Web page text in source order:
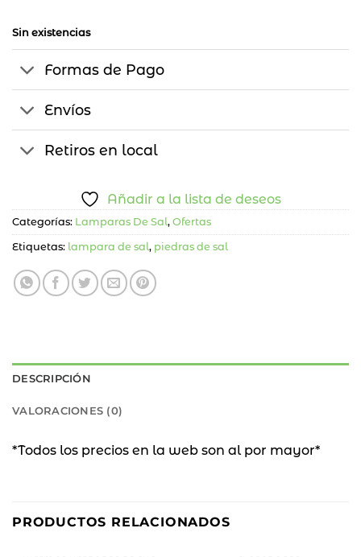
Sin existencias
Formas de Pago
Envíos
Retiros en local
Añadir a la lista de deseos
Categorías: Lamparas De Sal, Ofertas
Etiquetas: lampara de sal, piedras de sal
DESCRIPCIÓN
VALORACIONES (0)
*Todos los precios en la web son al por mayor*
PRODUCTOS RELACIONADOS
OFF